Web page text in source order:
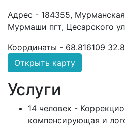
Адрес - 184355,
Мурмаши пгт, Цесарского
Координаты - 68.816109
Открыть карту
Услуги
14 человек -
компенсирующая и